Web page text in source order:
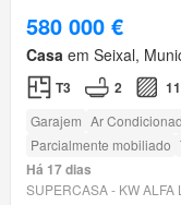
580 000 €
Casa em Seixal,
T3 2
Garajem Ar
Parcialmente mobiliado
Há 17 dias
SUPERCASA - KW ALFA